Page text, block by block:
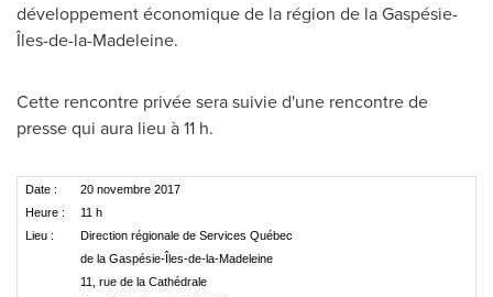
développement économique de la région de la Gaspésie-
Îles-de-la-Madeleine.
Cette rencontre privée sera suivie d'une rencontre de
presse qui aura lieu à 11 h.
Date :
20 novembre 2017
Heure :
11 h
Lieu :
Direction régionale de Services Québec
de la Gaspésie-Îles-de-la-Madeleine
11, rue de la Cathédrale